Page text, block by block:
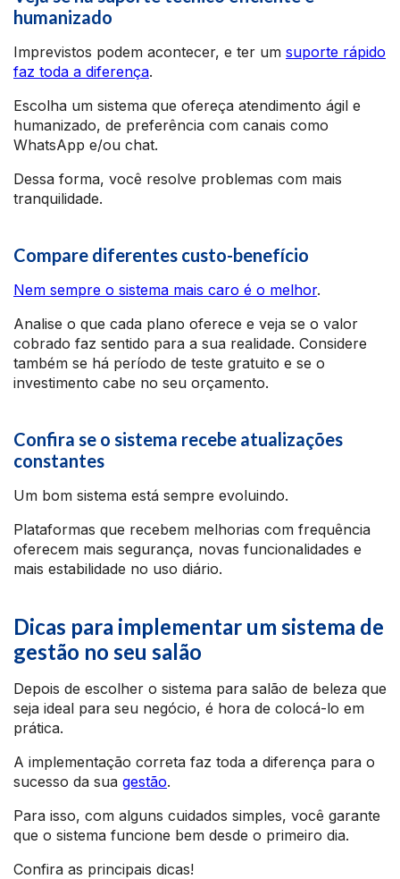
humanizado
Imprevistos podem acontecer, e ter um suporte rápido
faz toda a diferença.
Escolha um sistema que ofereça atendimento ágil e
humanizado, de preferência com canais como
WhatsApp e/ou chat.
Dessa forma, você resolve problemas com mais
tranquilidade.
Compare diferentes custo-benefício
Nem sempre o sistema mais caro é o melhor.
Analise o que cada plano oferece e veja se o valor
cobrado faz sentido para a sua realidade. Considere
também se há período de teste gratuito e se o
investimento cabe no seu orçamento.
Confira se o sistema recebe atualizações
constantes
Um bom sistema está sempre evoluindo.
Plataformas que recebem melhorias com frequência
oferecem mais segurança, novas funcionalidades e
mais estabilidade no uso diário.
Dicas para implementar um sistema de
gestão no seu salão
Depois de escolher o sistema para salão de beleza que
seja ideal para seu negócio, é hora de colocá-lo em
prática.
A implementação correta faz toda a diferença para o
sucesso da sua gestão.
Para isso, com alguns cuidados simples, você garante
que o sistema funcione bem desde o primeiro dia.
Confira as principais dicas!